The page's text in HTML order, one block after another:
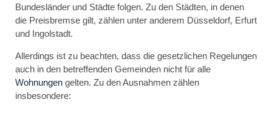
Bundesländer und Städte folgen. Zu den Städten, in denen
die Preisbremse gilt, zählen unter anderem Düsseldorf, Erfurt
und Ingolstadt.
Allerdings ist zu beachten, dass die gesetzlichen Regelungen
auch in den betreffenden Gemeinden nicht für alle
Wohnungen gelten. Zu den Ausnahmen zählen
insbesondere: